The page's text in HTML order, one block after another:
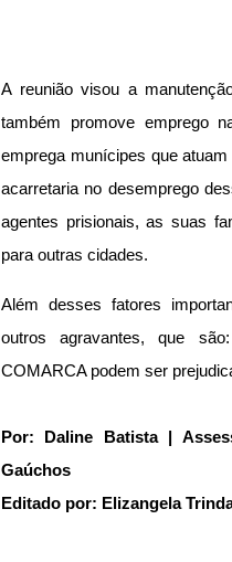
A reunião visou a
também promove emprego
emprega munícipes que
acarretaria no desemprego
agentes prisionais, as suas
para outras cidades.
Além desses fatores
outros agravantes, que
COMARCA podem ser
Por: Daline Batista |
Gaúchos
Editado por: Elizangela